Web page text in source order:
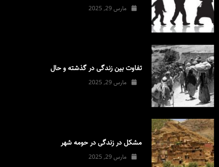
مارس 29, 2025
تفاوت بین زندگی در گذشته و حال
مارس 29, 2025
مشکل در زندگی در حومه شهر
مارس 29, 2025